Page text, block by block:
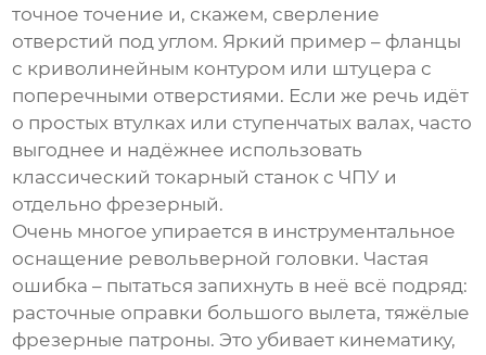
точное точение и, скажем, сверление
отверстий под углом. Яркий пример – фланцы
с криволинейным контуром или штуцера с
поперечными отверстиями. Если же речь идёт
о простых втулках или ступенчатых валах, часто
выгоднее и надёжнее использовать
классический токарный станок с ЧПУ и
отдельно фрезерный.
Очень многое упирается в инструментальное
оснащение револьверной головки. Частая
ошибка – пытаться запихнуть в неё всё подряд:
расточные оправки большого вылета, тяжёлые
фрезерные патроны. Это убивает кинематику,